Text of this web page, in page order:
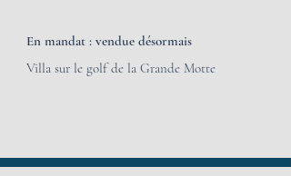
En mandat : vendue désormais
Villa sur le golf de la Grande Motte